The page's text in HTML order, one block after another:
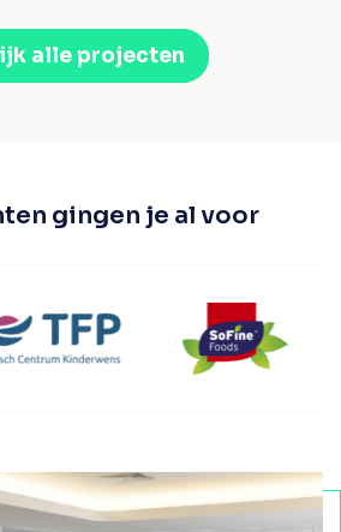
alle projecten
gingen je al voor